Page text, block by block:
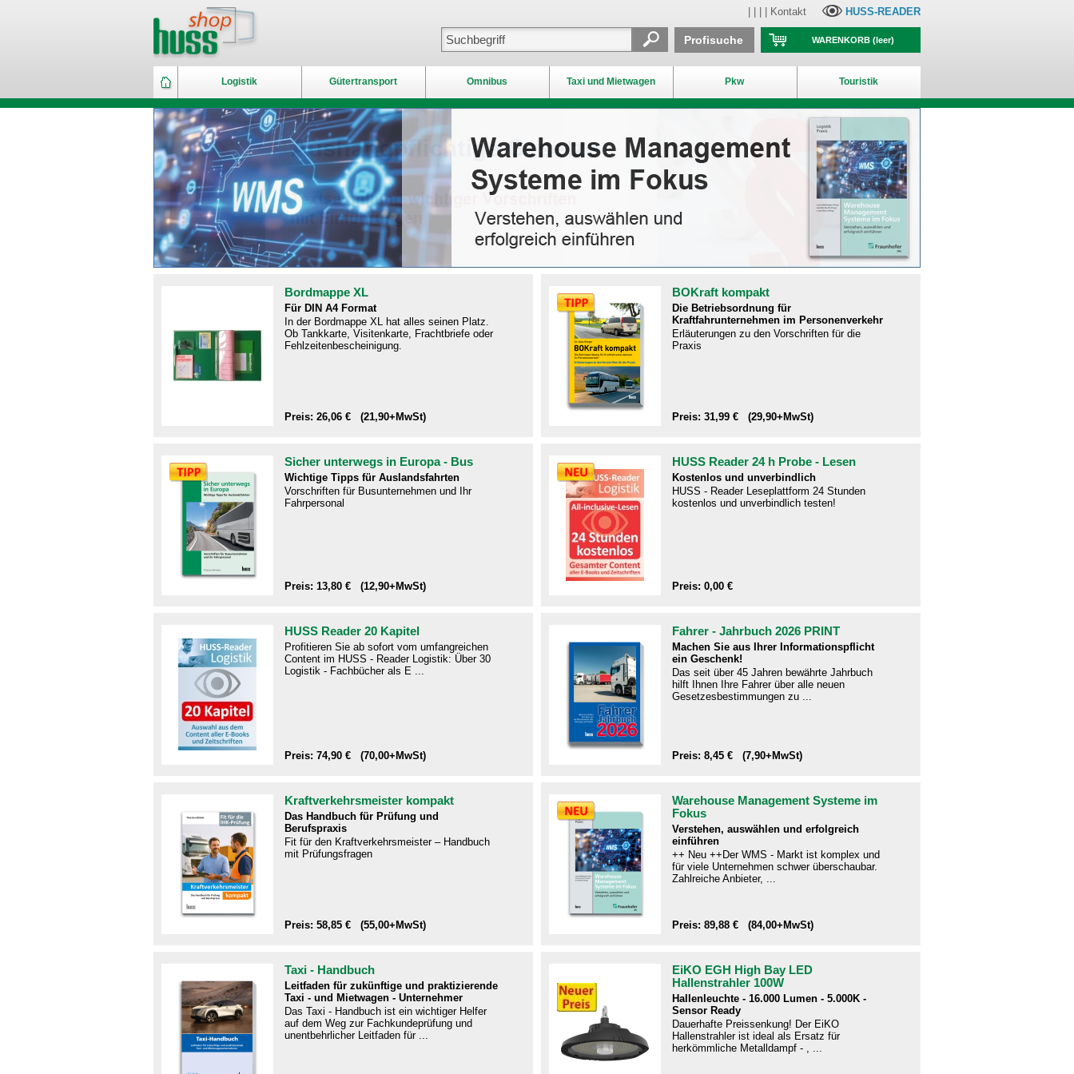
Logistik Gütertransport Omnibus Taxi und Mietwagen Pkw Touristik
Kontakt HUSS-READER
WARENKORB(leer)
Profisuche
Bordmappe XL
Für DIN A4 Format
In der Bordmappe XL hat alles seinen Platz.
Ob Tankkarte, Visitenkarte, Frachtbriefe oder
Fehlzeitenbescheinigung.
Preis: 26,06 € (21,90+MwSt)
BOKraft kompakt
Die Betriebsordnung für
Kraftfahrunternehmen im Personenverkehr
Erläuterungen zu den Vorschriften für die
Praxis​
Preis: 31,99 € (29,90+MwSt)
Sicher unterwegs in Europa - Bus
Wichtige Tipps für Auslandsfahrten
Vorschriften für Busunternehmen und Ihr
Fahrpersonal
Preis: 13,80 € (12,90+MwSt)
HUSS Reader 24 h Probe - Lesen
Kostenlos und unverbindlich
HUSS - Reader Leseplattform 24 Stunden
kostenlos und unverbindlich testen!
Preis: 0,00 €
HUSS Reader 20 Kapitel
Profitieren Sie ab sofort vom umfangreichen
Content im HUSS - Reader Logistik: Über 30
Logistik - Fachbücher als E ...
Preis: 74,90 € (70,00+MwSt)
Fahrer - Jahrbuch 2026 PRINT
Machen Sie aus Ihrer Informationspflicht
ein Geschenk!
Das seit über 45 Jahren bewährte Jahrbuch
hilft Ihnen Ihre Fahrer über alle neuen
Gesetzesbestimmungen zu ...
Preis: 8,45 € (7,90+MwSt)
Kraftverkehrsmeister kompakt
Das Handbuch für Prüfung und
Berufspraxis
Fit für den Kraftverkehrsmeister – Handbuch
mit Prüfungsfragen​
Preis: 58,85 € (55,00+MwSt)
Warehouse Management Systeme im
Fokus
Verstehen, auswählen und erfolgreich
einführen
++ Neu ++Der WMS - Markt ist komplex und
für viele Unternehmen schwer überschaubar.
Zahlreiche Anbieter, ...
Preis: 89,88 € (84,00+MwSt)
Taxi - Handbuch
Leitfaden für zukünftige und praktizierende
Taxi - und Mietwagen - Unternehmer
Das Taxi - Handbuch ist ein wichtiger Helfer
auf dem Weg zur Fachkundeprüfung und
unentbehrlicher Leitfaden für ...
EiKO EGH High Bay LED
Hallenstrahler 100W
Hallenleuchte - 16.000 Lumen - 5.000K -
Sensor Ready
Dauerhafte Preissenkung! Der EiKO
Hallenstrahler ist ideal als Ersatz für
herkömmliche Metalldampf - , ...